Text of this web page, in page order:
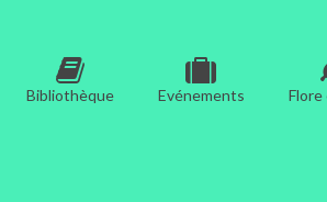
Bibliothèque Evénements